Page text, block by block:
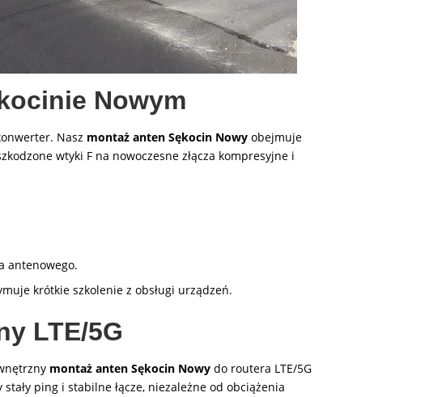
Nowym
Nasz montaż anten Sękocin Nowy obejmuje
wtyki F na nowoczesne złącza kompresyjne i
antenowego.
krótkie szkolenie z obsługi urządzeń.
LTE/5G
montaż anten Sękocin Nowy do routera LTE/5G
ping i stabilne łącze, niezależne od obciążenia